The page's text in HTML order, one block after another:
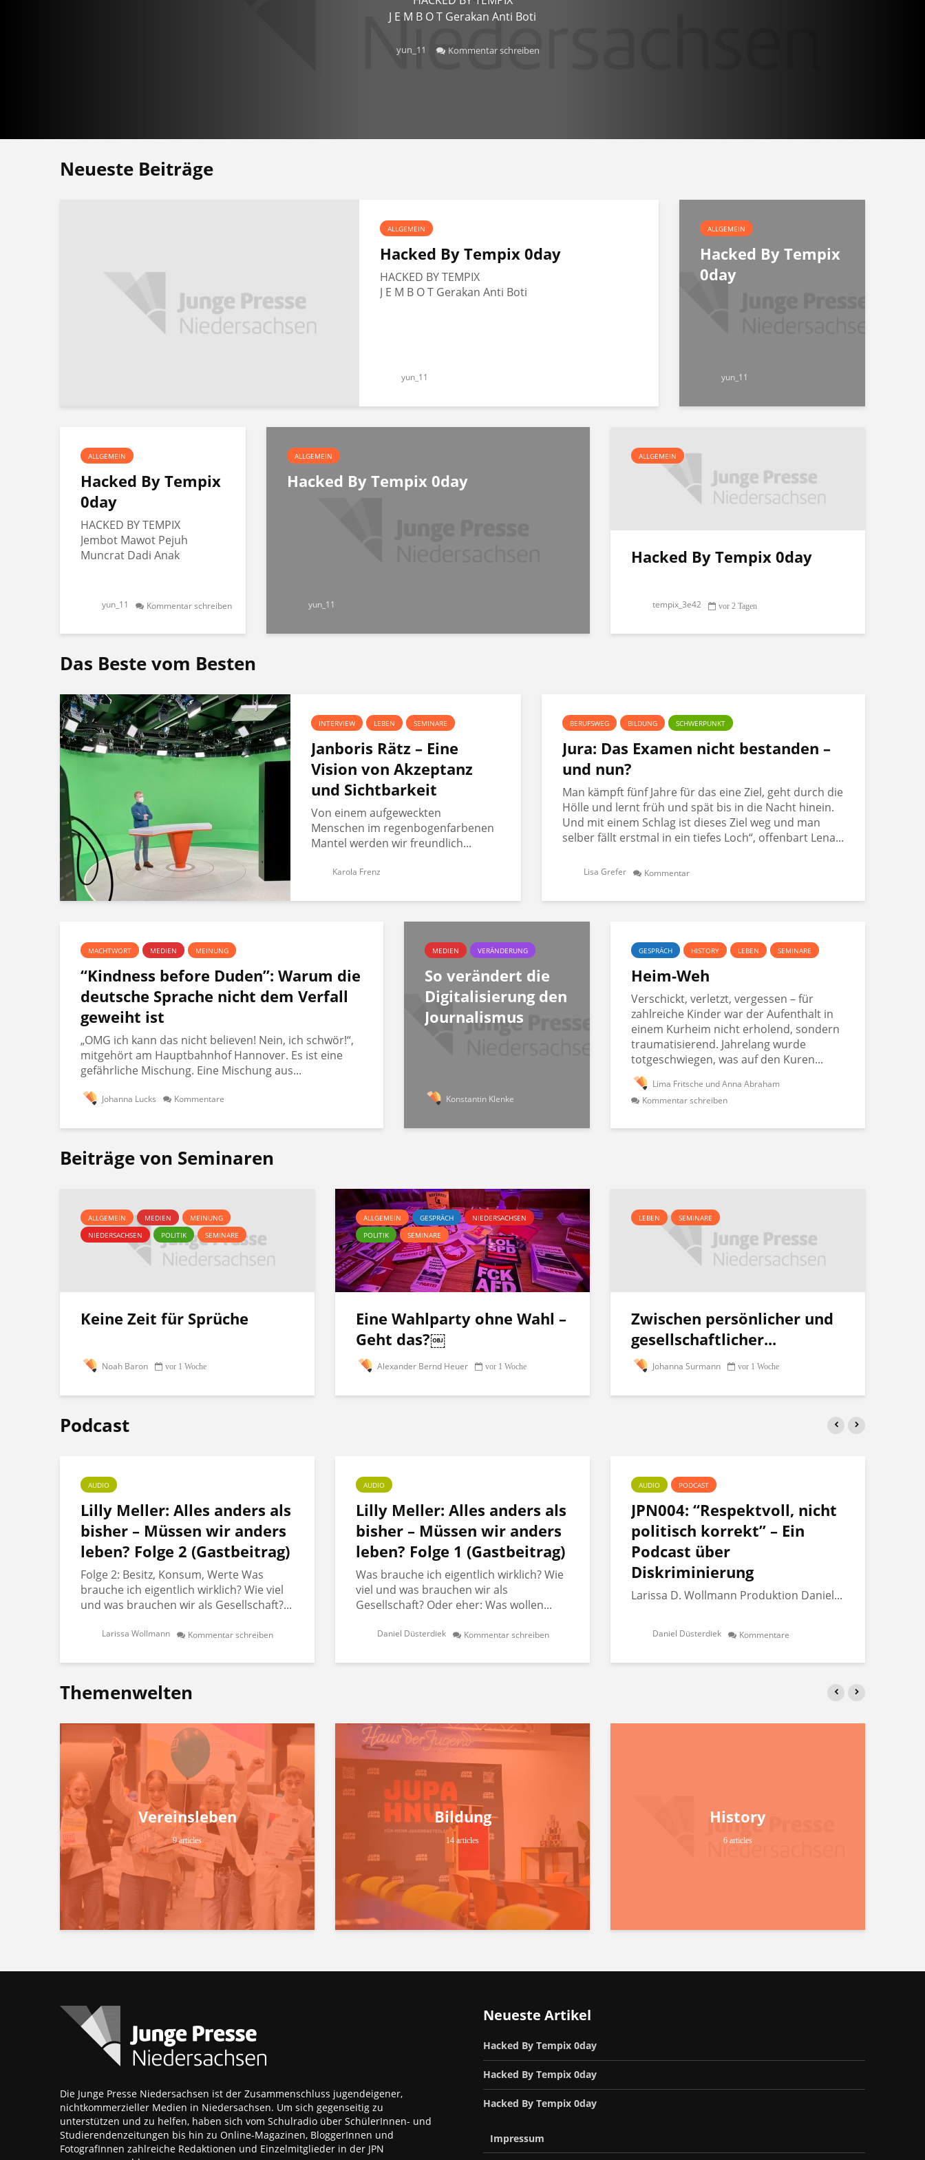
J E M B O T Gerakan Anti Boti
yun_11 Kommentar schreiben
Neueste Beiträge
ALLGEMEIN
Hacked By Tempix 0day
HACKED BY TEMPIX
J E M B O T Gerakan Anti Boti
yun_11
ALLGEMEIN
Hacked By Tempix
0day
yun_11
ALLGEMEIN
Hacked By Tempix
0day
HACKED BY TEMPIX
Jembot Mawot Pejuh
Muncrat Dadi Anak
yun_11 Kommentar schreiben
ALLGEMEIN
Hacked By Tempix 0day
yun_11
ALLGEMEIN
Hacked By Tempix 0day
tempix_3e42 vor 2 Tagen
Das Beste vom Besten
INTERVIEW LEBEN SEMINARE
Janboris Rätz – Eine
Vision von Akzeptanz
und Sichtbarkeit
Von einem aufgeweckten
Menschen im regenbogenfarbenen
Mantel werden wir freundlich...
Karola Frenz
BERUFSWEG BILDUNG SCHWERPUNKT
Jura: Das Examen nicht bestanden –
und nun?
Man kämpft fünf Jahre für das eine Ziel, geht durch die
Hölle und lernt früh und spät bis in die Nacht hinein.
Und mit einem Schlag ist dieses Ziel weg und man
selber fällt erstmal in ein tiefes Loch“, offenbart Lena...
Lisa Grefer Kommentar
MACHTWORT MEDIEN MEINUNG
“Kindness before Duden”: Warum die
deutsche Sprache nicht dem Verfall
geweiht ist
„OMG ich kann das nicht believen! Nein, ich schwör!“,
mitgehört am Hauptbahnhof Hannover. Es ist eine
gefährliche Mischung. Eine Mischung aus...
Johanna Lucks Kommentare
MEDIEN VERÄNDERUNG
So verändert die
Digitalisierung den
Journalismus
Konstantin Klenke
GESPRÄCH HISTORY LEBEN SEMINARE
Heim-Weh
Verschickt, verletzt, vergessen – für
zahlreiche Kinder war der Aufenthalt in
einem Kurheim nicht erholend, sondern
traumatisierend. Jahrelang wurde
totgeschwiegen, was auf den Kuren...
Lima Fritsche und Anna Abraham
Kommentar schreiben
Beiträge von Seminaren
ALLGEMEIN MEDIEN
MEINUNG
NIEDERSACHSEN
POLITIK SEMINARE
Keine Zeit für Sprüche
Noah Baron vor 1 Woche
ALLGEMEIN GESPRÄCH
NIEDERSACHSEN
POLITIK
SEMINARE
Eine Wahlparty ohne Wahl –
Geht das?￼
Alexander Bernd Heuer vor 1 Woche
LEBEN SEMINARE
Zwischen persönlicher und
gesellschaftlicher...
Johanna Surmann vor 1 Woche
Podcast
AUDIO
Lilly Meller: Alles anders als
bisher – Müssen wir anders
leben? Folge 2 (Gastbeitrag)
Folge 2: Besitz, Konsum, Werte Was
brauche ich eigentlich wirklich? Wie viel
und was brauchen wir als Gesellschaft?...
Larissa Wollmann Kommentar schreiben
AUDIO
Lilly Meller: Alles anders als
bisher – Müssen wir anders
leben? Folge 1 (Gastbeitrag)
Was brauche ich eigentlich wirklich? Wie
viel und was brauchen wir als
Gesellschaft? Oder eher: Was wollen...
Daniel Düsterdiek Kommentar schreiben
AUDIO PODCAST
JPN004: “Respektvoll, nicht
politisch korrekt” – Ein
Podcast über
Diskriminierung
Larissa D. Wollmann Produktion Daniel...
Daniel Düsterdiek Kommentare
Themenwelten
Vereinsleben
9 articles
Bildung
14 articles
History
6 articles
Die Junge Presse Niedersachsen ist der Zusammenschluss jugendeigener,
nichtkommerzieller Medien in Niedersachsen. Um sich gegenseitig zu
unterstützen und zu helfen, haben sich vom Schulradio über SchülerInnen- und
Studierendenzeitungen bis hin zu Online-Magazinen, BloggerInnen und
FotografInnen zahlreiche Redaktionen und Einzelmitglieder in der JPN
Neueste Artikel
Hacked By Tempix 0day
Hacked By Tempix 0day
Hacked By Tempix 0day
Impressum